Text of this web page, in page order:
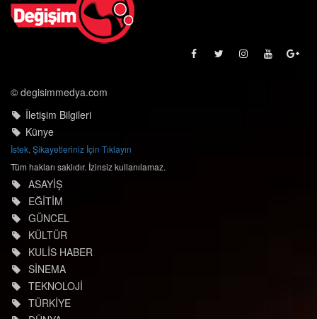
© degisimmedya.com
İletişim Bilgileri
Künye
İstek, Şikayetleriniz İçin Tıklayın
Tüm hakları saklıdır. İzinsiz kullanılamaz.
ASAYİŞ
EĞİTİM
GÜNCEL
KÜLTÜR
KULİS HABER
SİNEMA
TEKNOLOJİ
TÜRKİYE